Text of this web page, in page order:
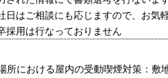
日はご相談にも応じますので、お気
採用は行なっておりません
所における屋内の受動喫煙対策：敷